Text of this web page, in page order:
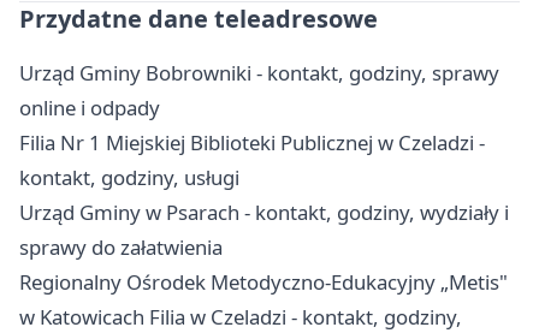
Przydatne dane teleadresowe
Urząd Gminy Bobrowniki - kontakt, godziny, sprawy
online i odpady
Filia Nr 1 Miejskiej Biblioteki Publicznej w Czeladzi -
kontakt, godziny, usługi
Urząd Gminy w Psarach - kontakt, godziny, wydziały i
sprawy do załatwienia
Regionalny Ośrodek Metodyczno-Edukacyjny „Metis"
w Katowicach Filia w Czeladzi - kontakt, godziny,